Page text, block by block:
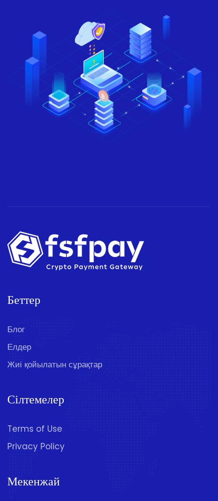
Беттер
Блог
Елдер
Жиі қойылатын сұрақтар
Сілтемелер
Terms of Use
Privacy Policy
Мекенжай